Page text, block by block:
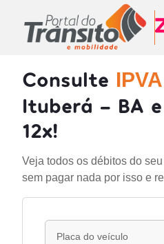
Consulte
Ituberá - BA
12x!
Veja todos os débitos do
sem pagar nada por isso e